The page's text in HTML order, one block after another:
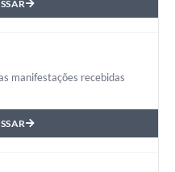
manifestações recebidas